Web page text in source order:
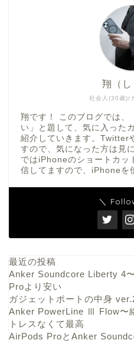
社会人(30歳)/
翔（し
翔です！ このブログでは、
い」と題して、気に入った
紹介していきます。Twitter
すので、気になった方は見
ではiPhoneのショートカッ
信してますので、iPhoneを
＼
最近の投稿
Anker Soundcore Liberty 4
Proより安い
ガジェットポートの中身
Anker PowerLine Ⅲ Flow〜
トレスなくて最高
AirPods ProとAnker